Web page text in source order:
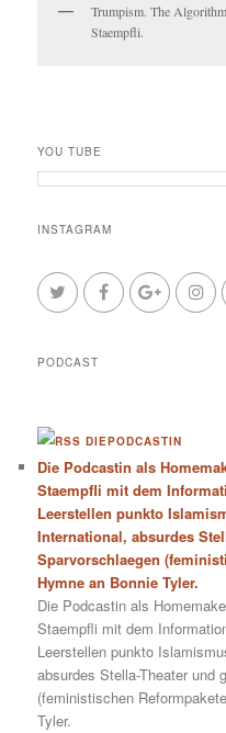
Trumpism. The
Staempfli.
YOU TUBE
INSTAGRAM
PODCAST
DIEPODCASTIN
Die Podcastin als
Staempfli mit dem
Leerstellen punkto
International, absurdes
Sparvorschlaegen
Hymne an Bonnie Tyler.
Die Podcastin als
Staempfli mit dem
Leerstellen punkto
absurdes Stella-Theater und
(feministischen
Tyler.